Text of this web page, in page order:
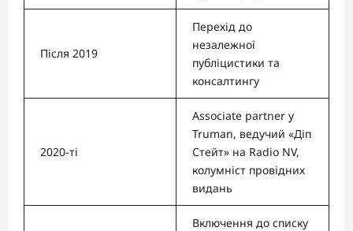
Після 2019
Перехід до
незалежної
публіцистики та
консалтингу
2020-ті
Associate partner у
Truman, ведучий «Діп
Стейт» на Radio NV,
колумніст провідних
видань
Включення до списку